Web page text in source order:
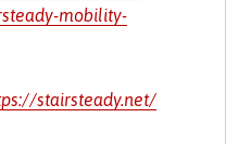
mobility-
stairsteady.net/